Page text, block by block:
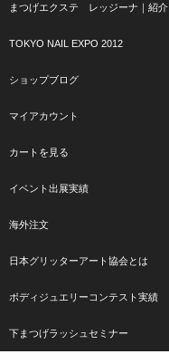
まつげエクステ レッジーナ｜紹介
TOKYO NAIL EXPO 2012
ショップブログ
マイアカウント
カートを見る
イベント出展実績
海外注文
日本グリッターアート協会とは
ボディジュエリーコンテスト実績
下まつげラッシュセミナー